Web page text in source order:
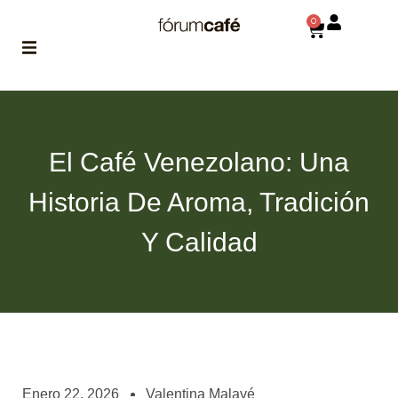
de fórum
0
El Café Venezolano: Una
Historia De Aroma, Tradición
Y Calidad
Enero 22, 2026 Valentina Malavé